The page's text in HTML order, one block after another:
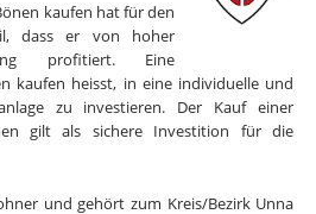
kaufen hat für den
dass er von hoher
profitiert. Eine
kaufen heisst, in eine individuelle und
zu investieren. Der Kauf einer
gilt als sichere Investition für die
und gehört zum Kreis/Bezirk Unna